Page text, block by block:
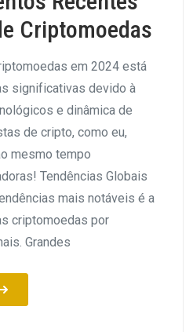
Criptomoedas
em 2024 está
significativas devido à
e dinâmica de
de cripto, como eu,
mesmo tempo
Tendências Globais
mais notáveis é a
criptomoedas por
Grandes